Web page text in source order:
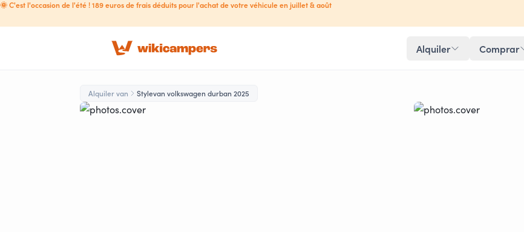
🌞 C'est l'occasion de l'été ! 189 euros de frais déduits pour l'achat de votre véhicule en juillet & août
Alquiler Comprar
Alquiler van Stylevan volkswagen durban 2025